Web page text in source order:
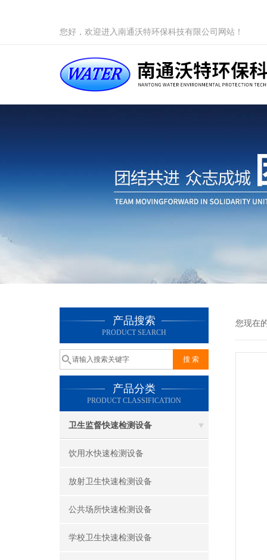
您好，欢迎进入南通沃特环保科技有限公司网站！
产品搜索
PRODUCT SEARCH
产品分类
PRODUCT CLASSIFICATION
卫生监督快速检测设备
饮用水快速检测设备
放射卫生快速检测设备
公共场所快速检测设备
学校卫生快速检测设备
您现在